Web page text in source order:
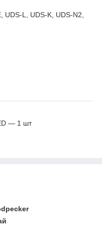
UDS-L, UDS-K, UDS-N2,
— 1 шт